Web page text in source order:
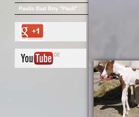
Paulis Bad Boy "Pauli"